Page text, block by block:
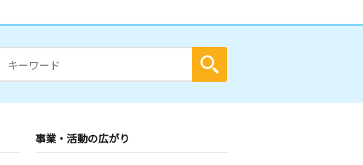
事業・活動の広がり